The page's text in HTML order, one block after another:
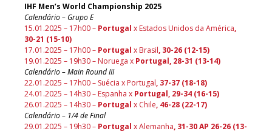
IHF Men’s World Championship 2025
Calendário – Grupo E
15.01.2025 – 17h00 – Portugal x Estados Unidos da América,
30-21 (15-10)
17.01.2025 – 17h00 – Portugal x Brasil, 30-26 (12-15)
19.01.2025 – 19h30 – Noruega x Portugal, 28-31 (13-14)
Calendário – Main Round III
22.01.2025 – 17h00 – Suécia x Portugal, 37-37 (18-18)
24.01.2025 – 14h30 – Espanha x Portugal, 29-34 (16-15)
26.01.2025 – 14h30 – Portugal x Chile, 46-28 (22-17)
Calendário – 1/4 de Final
29.01.2025 – 19h30 – Portugal x Alemanha, 31-30 AP 26-26 (13-